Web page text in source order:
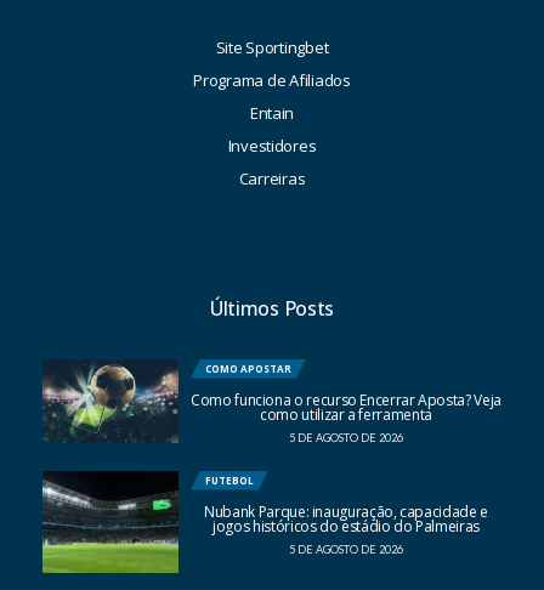
Site Sportingbet
Programa de Afiliados
Entain
Investidores
Carreiras
Últimos Posts
COMO APOSTAR
Como funciona o recurso Encerrar Aposta? Veja
como utilizar a ferramenta
5 DE AGOSTO DE 2026
FUTEBOL
Nubank Parque: inauguração, capacidade e
jogos históricos do estádio do Palmeiras
5 DE AGOSTO DE 2026